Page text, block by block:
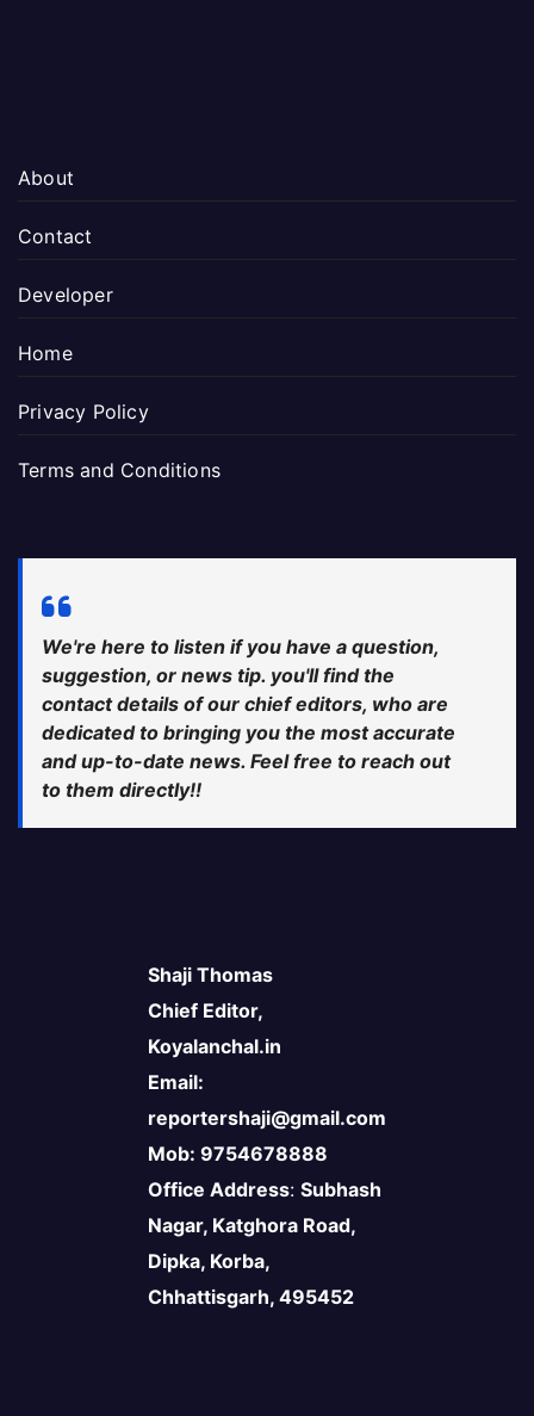
About
Contact
Developer
Home
Privacy Policy
Terms and Conditions
We're here to listen if you have a question,
suggestion, or news tip. you'll find the
contact details of our chief editors, who are
dedicated to bringing you the most accurate
and up-to-date news. Feel free to reach out
to them directly!!
Shaji Thomas
Chief Editor,
Koyalanchal.in
Email:
reportershaji@gmail.com
Mob: 9754678888
Office Address: Subhash
Nagar, Katghora Road,
Dipka, Korba,
Chhattisgarh, 495452